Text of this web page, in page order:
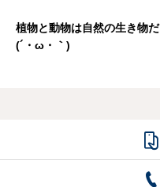
植物と動物は自然の生き物だ
(´・ω・｀)
